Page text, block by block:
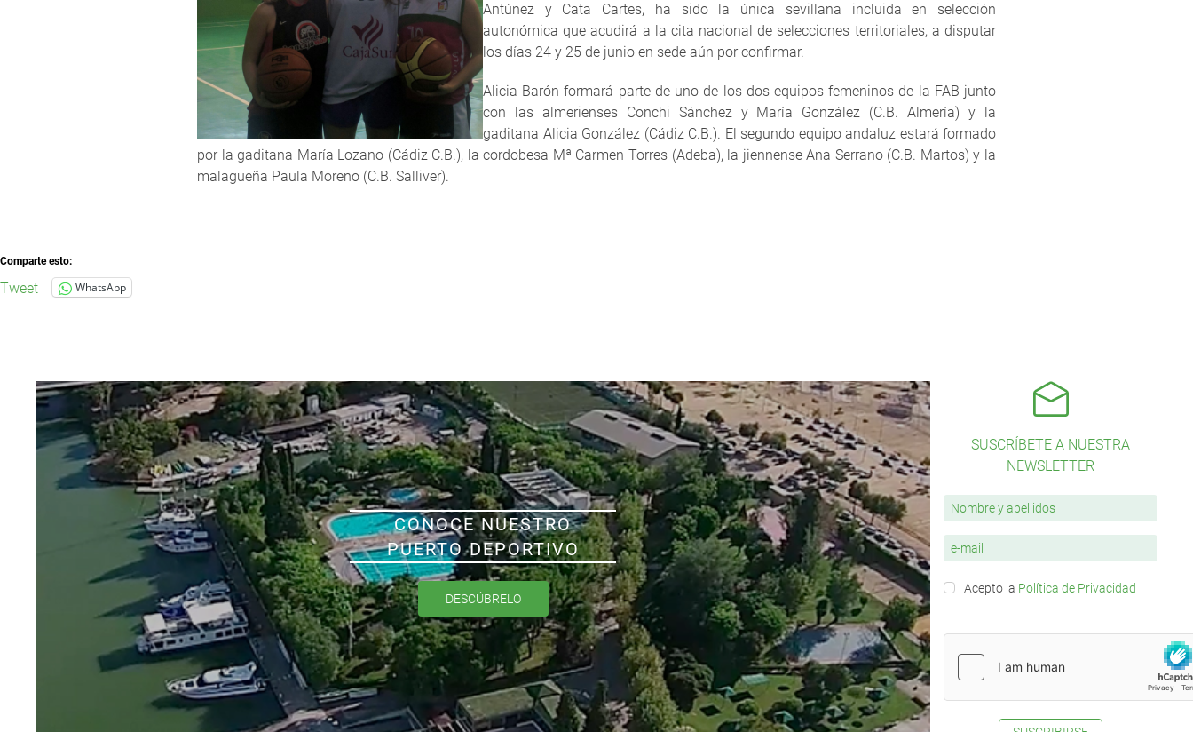
Antúnez y Cata Cartes, ha sido la única sevillana incluida en selección
autonómica que acudirá a la cita nacional de selecciones territoriales, a disputar
los días 24 y 25 de junio en sede aún por confirmar.
Alicia Barón formará parte de uno de los dos equipos femeninos de la FAB junto
con las almerienses Conchi Sánchez y María González (C.B. Almería) y la
gaditana Alicia González (Cádiz C.B.). El segundo equipo andaluz estará formado
por la gaditana María Lozano (Cádiz C.B.), la cordobesa Mª Carmen Torres (Adeba), la jiennense Ana Serrano (C.B. Martos) y la
malagueña Paula Moreno (C.B. Salliver).
Comparte esto:
Tweet WhatsApp
CONOCE NUESTRO
PUERTO DEPORTIVO
DESCÚBRELO
SUSCRÍBETE A NUESTRA
NEWSLETTER
Acepto la Política de Privacidad